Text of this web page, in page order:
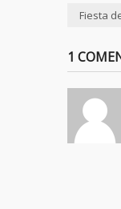
Fiesta
1